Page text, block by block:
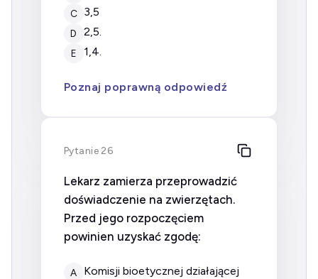
C 3,5
D 2,5.
E 1,4.
Poznaj poprawną odpowiedź
Pytanie 26
Lekarz zamierza przeprowadzić
doświadczenie na zwierzętach.
Przed jego rozpoczęciem
powinien uzyskać zgodę:
A
komisji bioetycznej działającej